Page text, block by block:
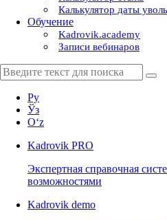
Калькулятор даты
Обучение
Kadrovik.academy
Записи вебинаров
Ру
Ўз
Oʻz
Kadrovik PRO
Экспертная справочная
возможностями
Kadrovik demo